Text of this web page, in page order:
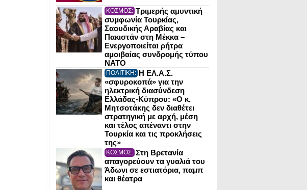
ΚΟΣΜΟΣ: Τριμερής αμυντική
συμφωνία Τουρκίας,
Σαουδικής Αραβίας και
Πακιστάν στη Μέκκα –
Ενεργοποιείται ρήτρα
αμοιβαίας συνδρομής τύπου
NATO
ΠΟΛΙΤΙΚΗ: Η ΕΛ.Α.Σ.
«σφυροκοπά» για την
ηλεκτρική διασύνδεση
Ελλάδας-Κύπρου: «Ο κ.
Μητσοτάκης δεν διαθέτει
στρατηγική με αρχή, μέση
και τέλος απέναντι στην
Τουρκία και τις προκλήσεις
της»
ΚΟΣΜΟΣ: Στη Βρετανία
απαγορεύουν τα γυαλιά του
Άδωνι σε εστιατόρια, παμπ
και θέατρα